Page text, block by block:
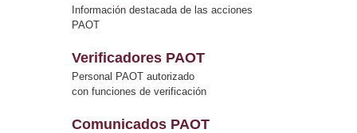
Información destacada de las acciones
PAOT
Verificadores PAOT
Personal PAOT autorizado
con funciones de verificación
Comunicados PAOT